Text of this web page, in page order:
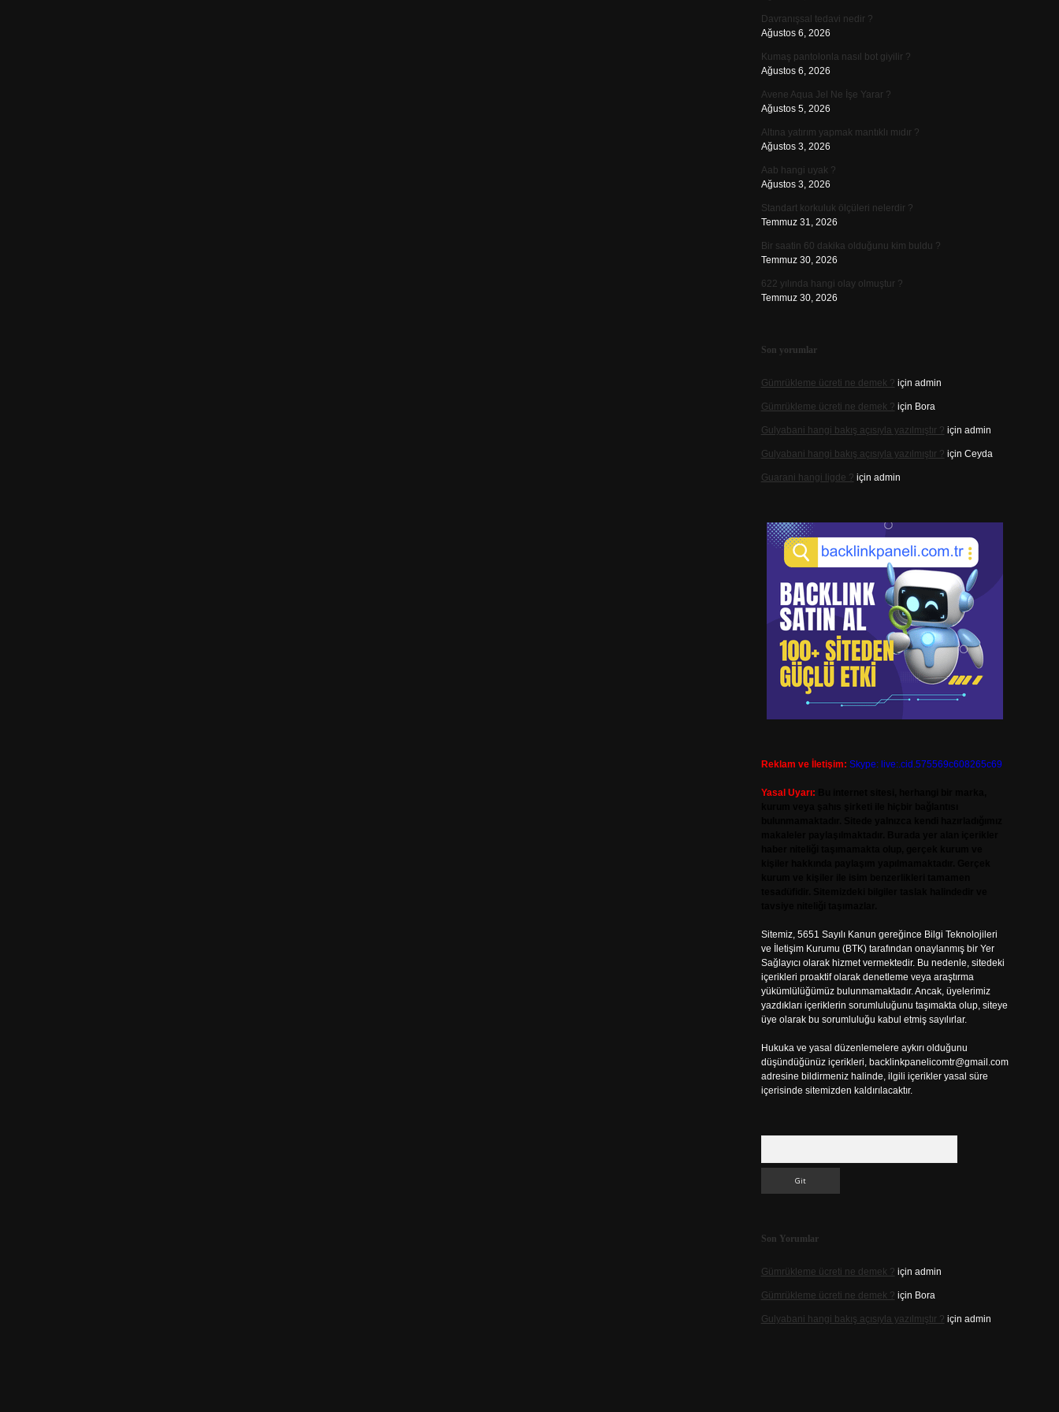
Davranışsal tedavi nedir ?
Ağustos 6, 2026
Kumaş pantolonla nasıl bot giyilir ?
Ağustos 6, 2026
Avene Aqua Jel Ne İşe Yarar ?
Ağustos 5, 2026
Altına yatırım yapmak mantıklı mıdır ?
Ağustos 3, 2026
Aab hangi uyak ?
Ağustos 3, 2026
Standart korkuluk ölçüleri nelerdir ?
Temmuz 31, 2026
Bir saatin 60 dakika olduğunu kim buldu ?
Temmuz 30, 2026
622 yılında hangi olay olmuştur ?
Temmuz 30, 2026
Son yorumlar
Gümrükleme ücreti ne demek ? için admin
Gümrükleme ücreti ne demek ? için Bora
Gulyabani hangi bakış açısıyla yazılmıştır ? için admin
Gulyabani hangi bakış açısıyla yazılmıştır ? için Ceyda
Guarani hangi ligde ? için admin
Reklam ve İletişim: Skype: live:.cid.575569c608265c69
Yasal Uyarı:
Sitemiz, 5651 Sayılı Kanun gereğince Bilgi Teknolojileri
ve İletişim Kurumu (BTK) tarafından onaylanmış bir Yer
Sağlayıcı olarak hizmet vermektedir. Bu nedenle, sitedeki
içerikleri proaktif olarak denetleme veya araştırma
yükümlülüğümüz bulunmamaktadır. Ancak, üyelerimiz
yazdıkları içeriklerin sorumluluğunu taşımakta olup, siteye
üye olarak bu sorumluluğu kabul etmiş sayılırlar.
Hukuka ve yasal düzenlemelere aykırı olduğunu
düşündüğünüz içerikleri, backlinkpanelicomtr@gmail.com
adresine bildirmeniz halinde, ilgili içerikler yasal süre
içerisinde sitemizden kaldırılacaktır.
Son Yorumlar
Gümrükleme ücreti ne demek ? için admin
Gümrükleme ücreti ne demek ? için Bora
Gulyabani hangi bakış açısıyla yazılmıştır ? için admin